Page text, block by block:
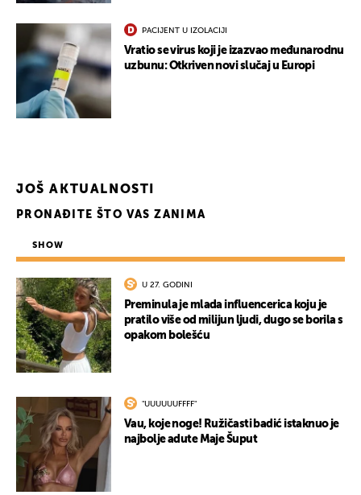
PACIJENT U IZOLACIJI
Vratio se virus koji je izazvao međunarodnu
uzbunu: Otkriven novi slučaj u Europi
JOŠ AKTUALNOSTI
PRONAĐITE ŠTO VAS ZANIMA
SHOW
U 27. GODINI
Preminula je mlada influencerica koju je
pratilo više od milijun ljudi, dugo se borila s
opakom bolešću
"UUUUUUFFFF"
Vau, koje noge! Ružičasti badić istaknuo je
najbolje adute Maje Šuput